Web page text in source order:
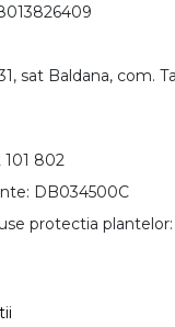
sat Baldana, com.
101 802
DB034500C
protectia plantelor: